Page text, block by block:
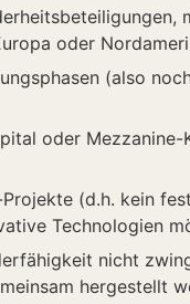
oder
(also
oder Mezzanine-
(d.h. kein
Technologien
nicht
hergestellt